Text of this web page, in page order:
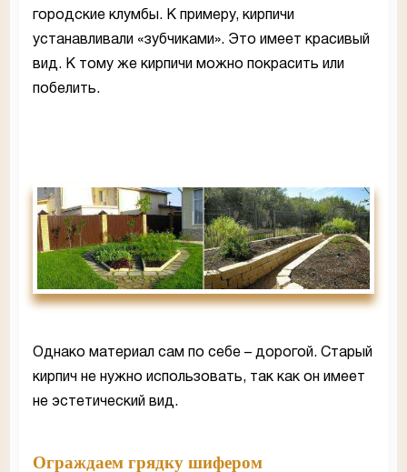
городские клумбы. К примеру, кирпичи
устанавливали «зубчиками». Это имеет красивый
вид. К тому же кирпичи можно покрасить или
побелить.
Однако материал сам по себе – дорогой. Старый
кирпич не нужно использовать, так как он имеет
не эстетический вид.
Ограждаем грядку шифером